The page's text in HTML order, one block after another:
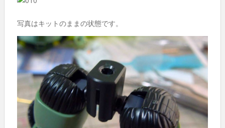
写真はキットのままの状態です。